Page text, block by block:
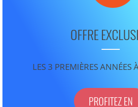
OFFRE
LES 3 PREMIÈRES
PROFITEZ EN